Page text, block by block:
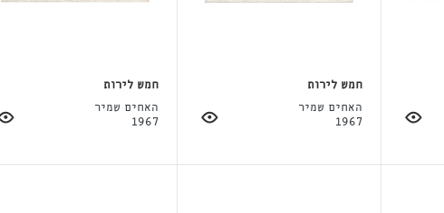
חמש לירות
האחים שמיר
1967
חמש לירות
האחים שמיר
1967